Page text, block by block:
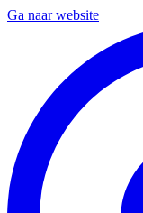
Ga naar website